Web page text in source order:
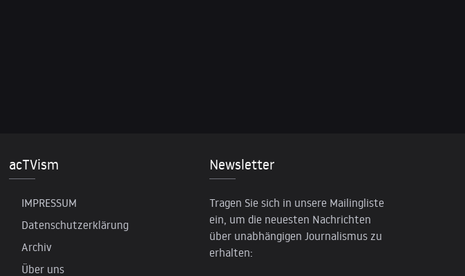
acTVism
IMPRESSUM
Datenschutzerklärung
Archiv
Über uns
Newsletter
Tragen Sie sich in unsere Mailingliste
ein, um die neuesten Nachrichten
über unabhängigen Journalismus zu
erhalten: